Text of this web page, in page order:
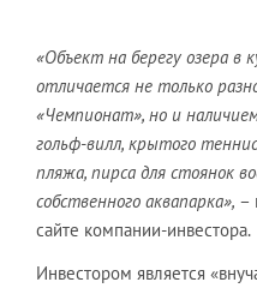
«Объект на берегу озера в
отличается не только
«Чемпионат», но и
гольф-вилл, крытого
пляжа, пирса для стоянок
собственного аквапарка», –
сайте компании-инвестора.
Инвестором является